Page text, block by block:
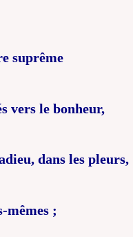
suprême
vers le bonheur,
dans les pleurs,
mêmes ;